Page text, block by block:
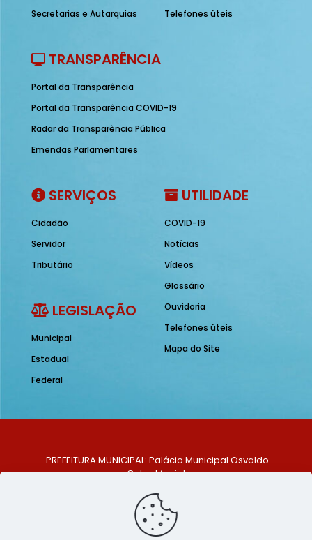
Secretarias e Autarquias
Telefones úteis
TRANSPARÊNCIA
Portal da Transparência
Portal da Transparência COVID-19
Radar da Transparência Pública
Emendas Parlamentares
SERVIÇOS
Cidadão
Servidor
Tributário
LEGISLAÇÃO
Municipal
Estadual
Federal
UTILIDADE
COVID-19
Notícias
Vídeos
Glossário
Ouvidoria
Telefones úteis
Mapa do Site
PREFEITURA MUNICIPAL: Palácio Municipal Osvaldo
Celso Maciel
Centro, São Bento do Una - PE. CEP: 553370-128
TELEFONE: (81) 99548-1569
E-MAIL: ouvidoria@saobentodouna.pe.gov.br